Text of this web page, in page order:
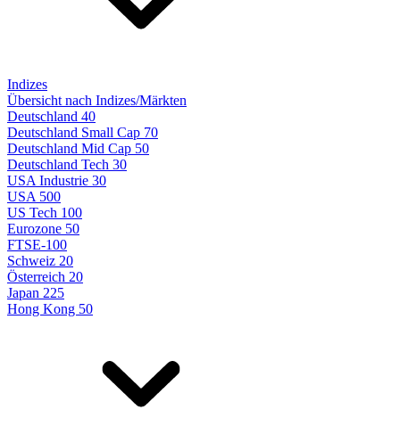
Indizes
Übersicht nach Indizes/Märkten
Deutschland 40
Deutschland Small Cap 70
Deutschland Mid Cap 50
Deutschland Tech 30
USA Industrie 30
USA 500
US Tech 100
Eurozone 50
FTSE-100
Schweiz 20
Österreich 20
Japan 225
Hong Kong 50